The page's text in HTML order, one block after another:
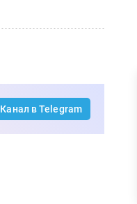
Канал в Telegram